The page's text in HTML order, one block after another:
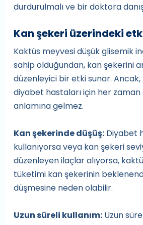
durdurulmalı ve bir doktora
Kan şekeri üzerindeki
Kaktüs meyvesi düşük glisemik
sahip olduğundan, kan şekerini
düzenleyici bir etki sunar.
diyabet hastaları için her
anlamına gelmez.
Kan şekerinde düşüş: Diyabet
kullanıyorsa veya kan şekeri
düzenleyen ilaçlar alıyorsa,
tüketimi kan şekerinin
düşmesine neden olabilir.
Uzun süreli kullanım: Uzun